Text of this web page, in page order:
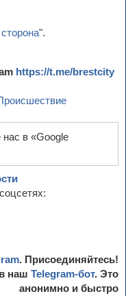
".
https://t.me/brestcity
нас в «Google
. Присоединяйтесь!
наш Telegram-бот. Это
анонимно и быстро